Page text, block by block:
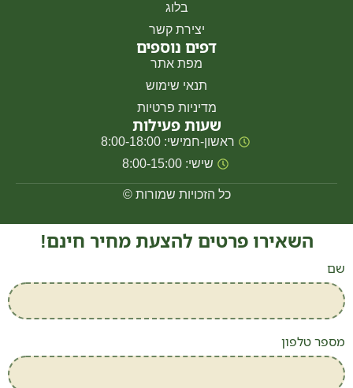
בלוג
יצירת קשר
דפים נוספים
מפת אתר
תנאי שימוש
מדיניות פרטיות
שעות פעילות
ראשון-חמישי: 8:00-18:00
שישי: 8:00-15:00
כל הזכויות שמורות ©
השאירו פרטים להצעת מחיר חינם!
שם
מספר טלפון